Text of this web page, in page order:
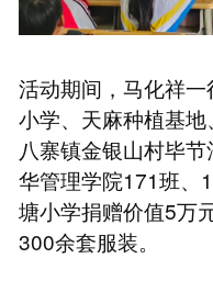
活动期间，马化祥
小学、天麻种植基
八寨镇金银山村毕
华管理学院171班、
塘小学捐赠价值5万
300余套服装。